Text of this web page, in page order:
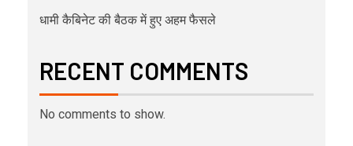
धामी कैबिनेट की बैठक में हुए अहम फैसले
RECENT COMMENTS
No comments to show.